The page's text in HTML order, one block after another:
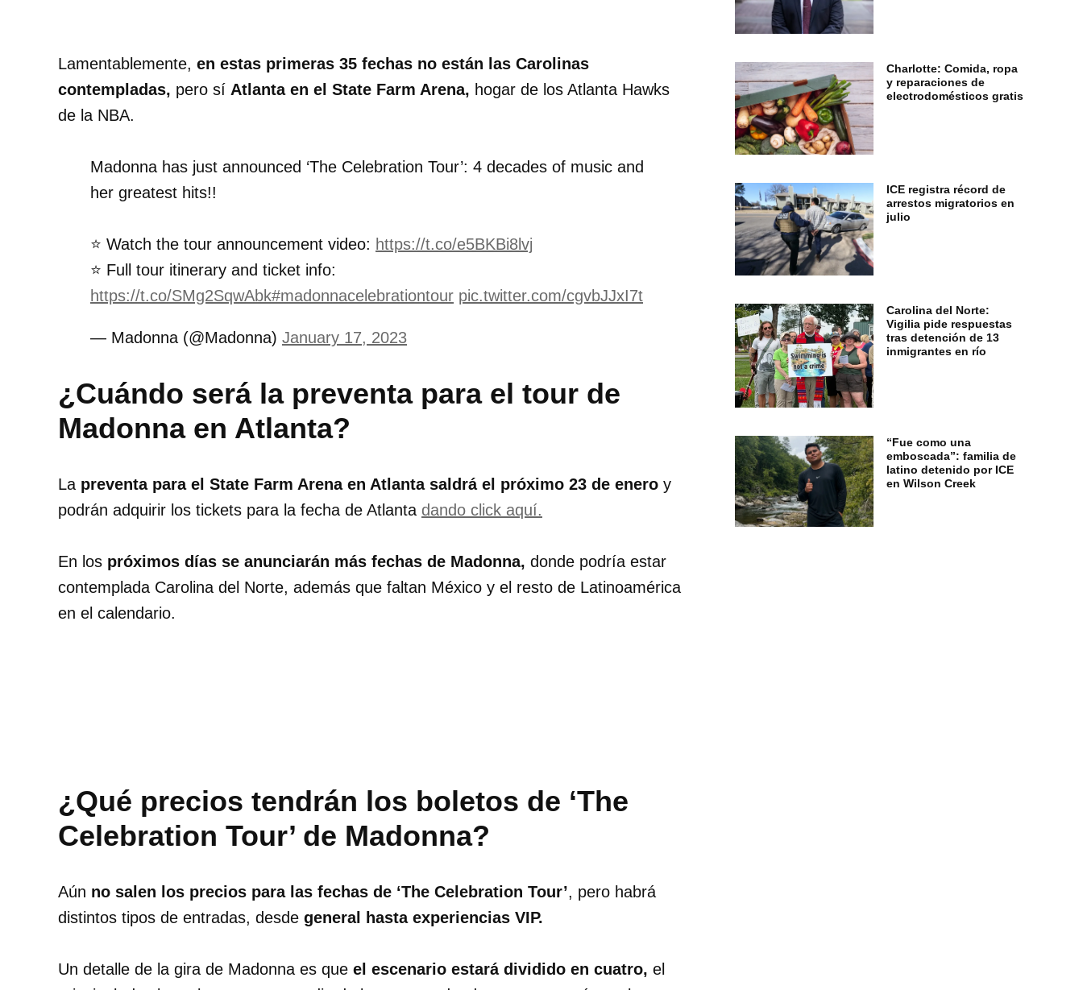
Lamentablemente, en estas primeras 35 fechas no están las Carolinas
contempladas, pero sí Atlanta en el State Farm Arena, hogar de los Atlanta Hawks
de la NBA.
Madonna has just announced ‘The Celebration Tour’: 4 decades of music and
her greatest hits!!
⭐ Watch the tour announcement video: https://t.co/e5BKBi8lvj
⭐ Full tour itinerary and ticket info:
https://t.co/SMg2SqwAbk#madonnacelebrationtour pic.twitter.com/cgvbJJxI7t
— Madonna (@Madonna) January 17, 2023
¿Cuándo será la preventa para el tour de
Madonna en Atlanta?
La preventa para el State Farm Arena en Atlanta saldrá el próximo 23 de enero y
podrán adquirir los tickets para la fecha de Atlanta dando click aquí.
En los próximos días se anunciarán más fechas de Madonna, donde podría estar
contemplada Carolina del Norte, además que faltan México y el resto de Latinoamérica
en el calendario.
¿Qué precios tendrán los boletos de ‘The
Celebration Tour’ de Madonna?
Aún no salen los precios para las fechas de ‘The Celebration Tour’, pero habrá
distintos tipos de entradas, desde general hasta experiencias VIP.
Un detalle de la gira de Madonna es que el escenario estará dividido en cuatro, el
Charlotte: Comida, ropa
y reparaciones de
electrodomésticos gratis
ICE registra récord de
arrestos migratorios en
julio
Carolina del Norte:
Vigilia pide respuestas
tras detención de 13
inmigrantes en río
“Fue como una
emboscada”: familia de
latino detenido por ICE
en Wilson Creek